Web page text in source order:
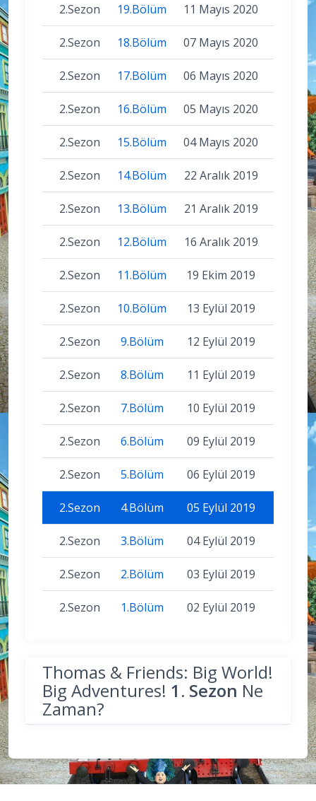
2.Sezon 19.Bölüm 11 Mayıs 2020
2.Sezon 18.Bölüm 07 Mayıs 2020
2.Sezon 17.Bölüm 06 Mayıs 2020
2.Sezon 16.Bölüm 05 Mayıs 2020
2.Sezon 15.Bölüm 04 Mayıs 2020
2.Sezon 14.Bölüm 22 Aralık 2019
2.Sezon 13.Bölüm 21 Aralık 2019
2.Sezon 12.Bölüm 16 Aralık 2019
2.Sezon 11.Bölüm 19 Ekim 2019
2.Sezon 10.Bölüm 13 Eylül 2019
2.Sezon 9.Bölüm 12 Eylül 2019
2.Sezon 8.Bölüm 11 Eylül 2019
2.Sezon 7.Bölüm 10 Eylül 2019
2.Sezon 6.Bölüm 09 Eylül 2019
2.Sezon 5.Bölüm 06 Eylül 2019
2.Sezon 4.Bölüm 05 Eylül 2019
2.Sezon 3.Bölüm 04 Eylül 2019
2.Sezon 2.Bölüm 03 Eylül 2019
2.Sezon 1.Bölüm 02 Eylül 2019
Thomas & Friends: Big World!
Big Adventures! 1. Sezon Ne
Zaman?